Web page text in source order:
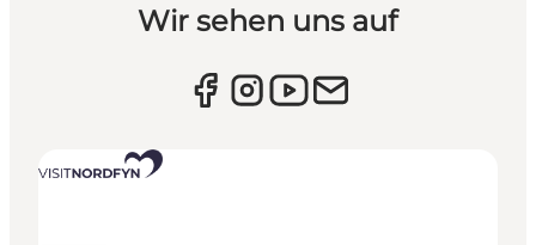
Wir sehen uns auf